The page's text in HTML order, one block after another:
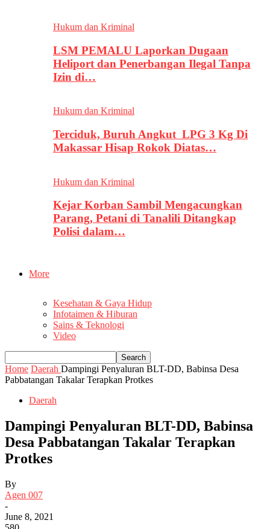
Hukum dan Kriminal
LSM PEMALU Laporkan Dugaan
Heliport dan Penerbangan Ilegal Tanpa
Izin di…
Hukum dan Kriminal
Terciduk, Buruh Angkut LPG 3 Kg Di
Makassar Hisap Rokok Diatas…
Hukum dan Kriminal
Kejar Korban Sambil Mengacungkan
Parang, Petani di Tanalili Ditangkap
Polisi dalam…
More
Kesehatan & Gaya Hidup
Infotaimen & Hiburan
Sains & Teknologi
Video
Home Daerah Dampingi Penyaluran BLT-DD, Babinsa Desa
Pabbatangan Takalar Terapkan Protkes
Daerah
Dampingi Penyaluran BLT-DD, Babinsa
Desa Pabbatangan Takalar Terapkan
Protkes
By
Agen 007
-
June 8, 2021